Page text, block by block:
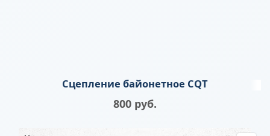
Сцепление байонетное CQT
800 руб.